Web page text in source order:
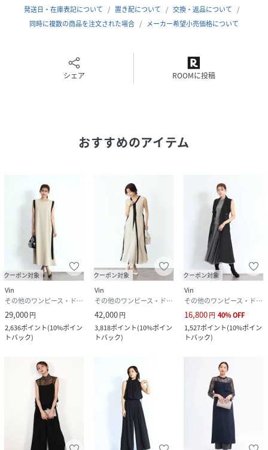
身幅:41
ウエスト:76
ウエスト幅:5
原産国
素材
素材 | 表地 ポリエステル:100%
別布 ポリエステル:100%
裏地 ポリエステル:100%
透け感 | なし
伸縮性 | 若干あり
原産国 | 中国
家庭洗濯 | 手洗い可
ポケット | パンツ あり
裏地 | あり
ウエスト | パンツ 総ゴム仕様
品番
NZ7099_154218027
154218027-88-09 NZ7099
発送日・在庫表記について 置き配について
交換・返品について
同時に複数の商品を注文された場合
メーカー希望小売価格について
シェア ROOMに投稿
おすすめのアイテム
クーポン対象
Vin
その他のワンピース・ドレス
29,000円
2,636ポイント(10%ポイン
トバック)
クーポン対象
Vin
その他のワンピース・ドレス
42,000円
3,818ポイント(10%ポイン
トバック)
クーポン対象
Vin
その他のワンピース・ドレス
16,800円 40%OFF
1,527ポイント(10%ポイン
トバック)